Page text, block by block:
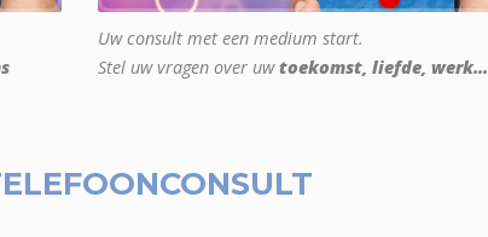
Uw consult met een medium start.
Stel uw vragen over uwtoekomst, liefde, werk...